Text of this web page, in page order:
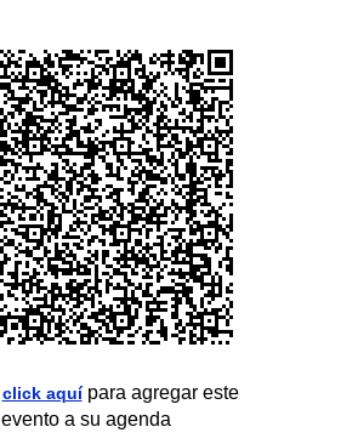
click aquípara agregar este
evento a su agenda